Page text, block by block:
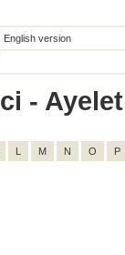
English version
-
L M N O P